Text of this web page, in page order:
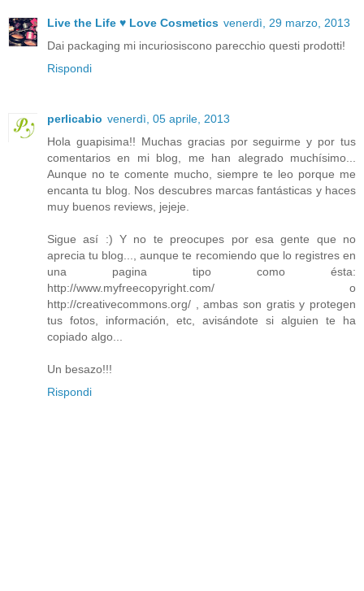
Live the Life ♥ Love Cosmetics venerdì, 29 marzo, 2013
Dai packaging mi incuriosiscono parecchio questi prodotti!
Rispondi
perlicabio venerdì, 05 aprile, 2013
Hola guapisima!! Muchas gracias por seguirme y por tus
comentarios en mi blog, me han alegrado muchísimo...
Aunque no te comente mucho, siempre te leo porque me
encanta tu blog. Nos descubres marcas fantásticas y haces
muy buenos reviews, jejeje.
Sigue así :) Y no te preocupes por esa gente que no
aprecia tu blog..., aunque te recomiendo que lo registres en
una pagina tipo como ésta:
http://www.myfreecopyright.com/ o
http://creativecommons.org/ , ambas son gratis y protegen
tus fotos, información, etc, avisándote si alguien te ha
copiado algo...
Un besazo!!!
Rispondi